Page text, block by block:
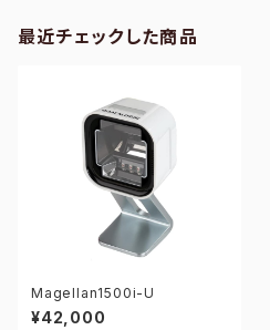
最近チェックした商品
Magellan1500i-U
¥42,000